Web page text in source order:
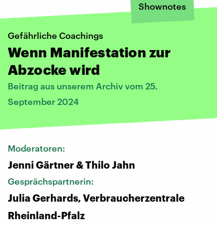
Shownotes
Gefährliche Coachings
Wenn Manifestation zur
Abzocke wird
Beitrag aus unserem Archiv vom 25.
September 2024
Moderatoren:
Jenni Gärtner & Thilo Jahn
Gesprächspartnerin:
Julia Gerhards, Verbraucherzentrale
Rheinland-Pfalz